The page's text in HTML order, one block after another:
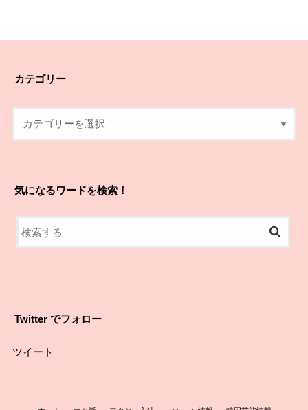
カテゴリー
気になるワードを検索！
Twitter でフォロー
ツイート